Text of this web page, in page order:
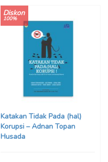
Diskon
100%
Katakan Tidak Pada (hal)
Korupsi – Adnan Topan
Husada